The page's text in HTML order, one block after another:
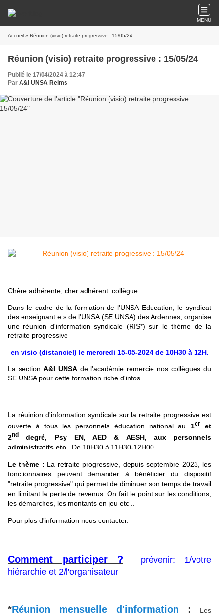
MENU
Accueil » Réunion (visio) retraite progressive : 15/05/24
Réunion (visio) retraite progressive : 15/05/24
Publié le 17/04/2024 à 12:47
Par A&I UNSA Reims
Chère adhérente, cher adhérent, collègue
Dans le cadre de la formation de l'UNSA Education, le syndicat
des enseignant.e.s de l'UNSA (SE UNSA) des Ardennes, organise
une réunion d'information syndicale (RIS*) sur le thème de la
retraite progressive
en visio (distanciel) le mercredi 15-05-2024de 10H30 à 12H.
La section A&I UNSAde l'académie remercie nos collègues du
SE UNSA pour cette formation riche d'infos.
La réuinion d'information syndicale sur la retraite progressive est
ouverte à tous les personnels éducation national au 1er
et
2nd degré, Psy EN, AED & AESH, aux personnels
administratifs etc. De 10H30 à 11H30-12H00.
Le thème : La retraite progressive, depuisseptembre 2023 , les
fonctionnaires peuvent demander à bénéficier du dispositif
"retraite progressive" qui permet de diminuer son temps de travail
en limitant la perte de revenus. On fait le point sur les conditions,
les démarches, les montants en jeu etc ..
Pour plus d'information nous contacter.
Comment participer ?
prévenir: 1/votre
hiérarchie et 2/l'organisateur
*Réunion mensuelle d'information :
Les